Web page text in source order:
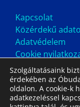
Kapcsolat
Közérdekű
Adatvédelem
Cookie
Szolgáltatásaink
érdekében az
oldalon. A cookie-k
adatkezeléssel